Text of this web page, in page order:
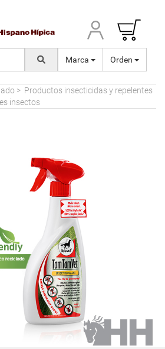
Marca Orden
> Productos insecticidas y repelentes
insectos